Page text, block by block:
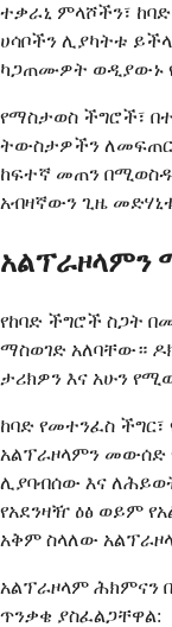
ተቃራኒ ምላሾችን፣
ሀሳቦችን ሊያካትቱ
ካጋጠሙዎት ወዲያውኑ
የማስታወስ ችግሮች፣
ትውስታዎችን ለመፍጠር
ከፍተኛ መጠን
አብዛኛውን ጊዜ
አልፕራዞላምን
የከባድ ችግሮች ስጋት
ማስወገድ አለባቸው።
ታሪክዎን እና አሁን
ከባድ የመተንፈስ
አልፕራዞላምን መውሰድ
ሊያባብሰው እና
የአደንዛዥ ዕፅ ወይም
አቅም ስላለው
አልፕራዞላም ሕክምናን
ጥንቃቄ ያስፈልጋቸዋል: